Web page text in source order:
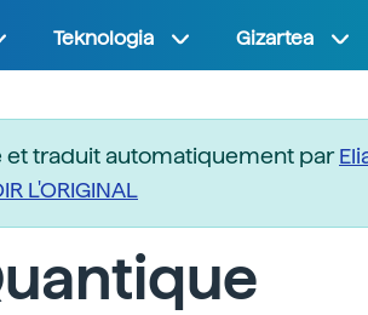
Teknologia Gizartea
et traduit automatiquement par
L'ORIGINAL